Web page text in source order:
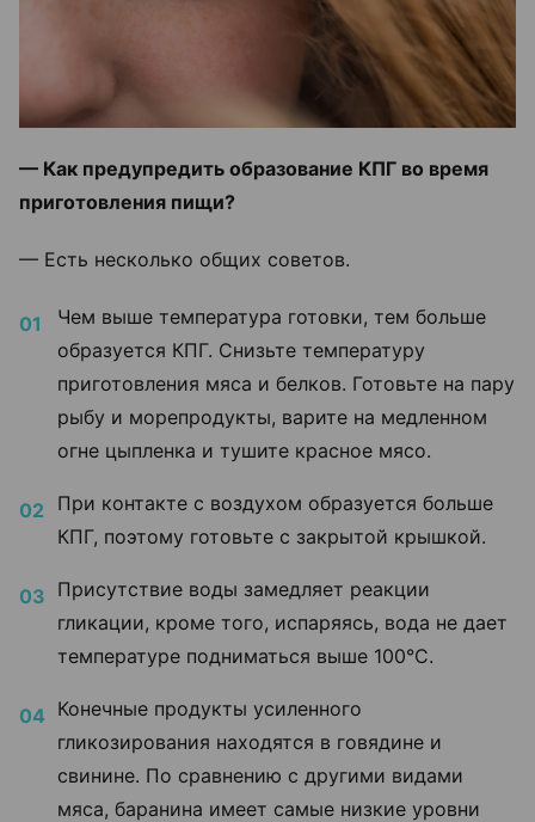
— Как предупредить образование КПГ во время
приготовления пищи?
— Есть несколько общих советов.
Чем выше температура готовки, тем больше
образуется КПГ. Снизьте температуру
приготовления мяса и белков. Готовьте на пару
рыбу и морепродукты, варите на медленном
огне цыпленка и тушите красное мясо.
При контакте с воздухом образуется больше
КПГ, поэтому готовьте с закрытой крышкой.
Присутствие воды замедляет реакции
гликации, кроме того, испаряясь, вода не дает
температуре подниматься выше 100°C.
Конечные продукты усиленного
гликозирования находятся в говядине и
свинине. По сравнению с другими видами
мяса, баранина имеет самые низкие уровни